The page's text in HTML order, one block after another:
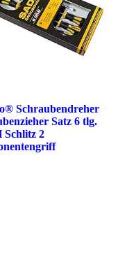
Schraubendreher
Satz 6 tlg.
Schlitz 2